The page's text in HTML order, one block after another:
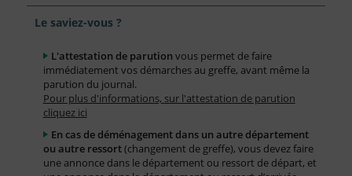
Le saviez-vous ?
L'attestation de parution vous permet de faire
immédiatement vos démarches au greffe, avant même la
parution du journal.
Pour plus d'informations, sur l'attestation de parution
cliquez ici
En cas de déménagement dans un autre département
ou autre ressort(changement de greffe), vous devez faire
une annonce dans le département ou ressort de départ, et